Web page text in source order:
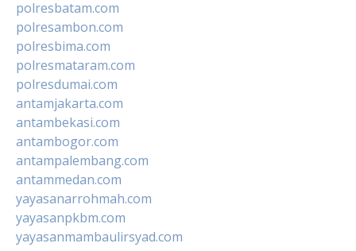
polresbatam.com
polresambon.com
polresbima.com
polresmataram.com
polresdumai.com
antamjakarta.com
antambekasi.com
antambogor.com
antampalembang.com
antammedan.com
yayasanarrohmah.com
yayasanpkbm.com
yayasanmambaulirsyad.com